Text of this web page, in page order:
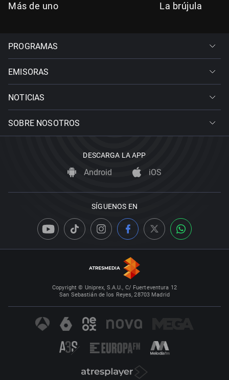
Más de uno La brújula
PROGRAMAS
EMISORAS
NOTICIAS
SOBRE NOSOTROS
DESCARGA LA APP
Android iOS
SÍGUENOS EN
Copyright © Uniprex, S.A.U., C/ Fuerteventura 12
San Sebastián de los Reyes, 28703 Madrid